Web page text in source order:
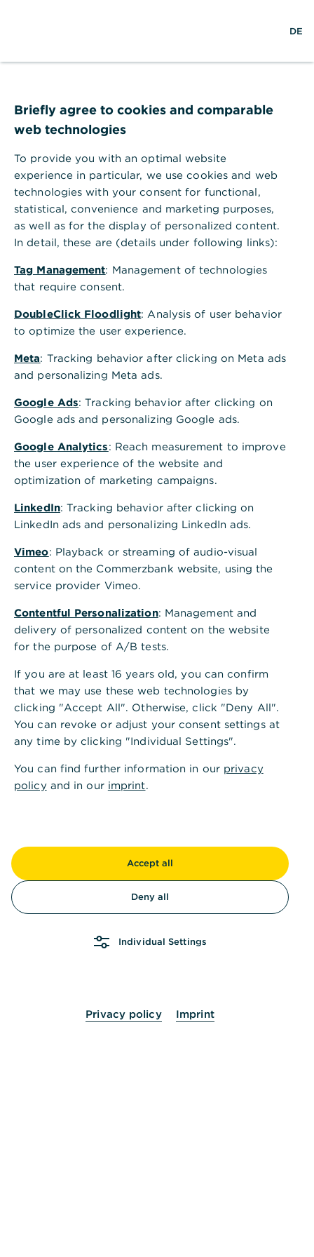
u
h
o
i
e
ü
Disclaimer
Die CommerzTrust GmbH prüft und aktualisiert die
Informationen auf ihren Websites ständig.
Trotz aller Sorgfalt können sich die Daten
Aktualität, Richtigkeit und Vollständigkeit der zur
Verfügung gestellten Informationen kann daher
nicht übernommen werden. Gleiches gilt auch für
alle anderen Websites, auf die mittels Hyperlink
verlinkt wird, macht die CommerzTrust GmbH sich
nicht zueigen. Der Hyperlink dient nur zur besseren
Des Weiteren behält sich die CommerzTrust GmbH
bereitgestellten Informationen vorzunehmen.
Gruppentreuhand/CTA
Alle Informationen zur Funktionsweise der
in unseremFactsheet.
DE
Briefly agree to cookies and comparable
web technologies
To provide you with an optimal website
experience in particular, we use cookies and web
technologies with your consent for functional,
statistical, convenience and marketing purposes,
as well as for the display of personalized content.
In detail, these are (details under following links):
Tag Management: Management of technologies
that require consent.
DoubleClick Floodlight: Analysis of user behavior
to optimize the user experience.
Meta: Tracking behavior after clicking on Meta ads
and personalizing Meta ads.
Google Ads: Tracking behavior after clicking on
Google ads and personalizing Google ads.
Google Analytics: Reach measurement to improve
the user experience of the website and
optimization of marketing campaigns.
LinkedIn: Tracking behavior after clicking on
LinkedIn ads and personalizing LinkedIn ads.
Vimeo: Playback or streaming of audio-visual
content on the Commerzbank website, using the
service provider Vimeo.
Contentful Personalization: Management and
delivery of personalized content on the website
for the purpose of A/B tests.
If you are at least 16 years old, you can confirm
that we may use these web technologies by
clicking "Accept All". Otherwise, click "Deny All".
You can revoke or adjust your consent settings at
any time by clicking "Individual Settings".
You can find further information in our privacy
policyand in our imprint.
Accept all
Deny all
Individual Settings
Privacy policy Imprint